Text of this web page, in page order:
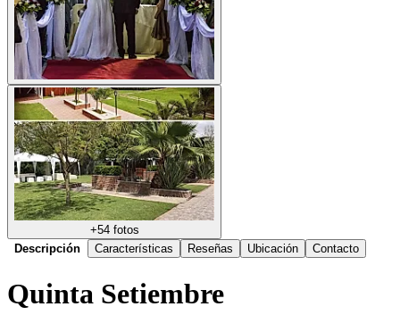
+54fotos
Descripción
Características Reseñas Ubicación Contacto
Quinta Setiembre